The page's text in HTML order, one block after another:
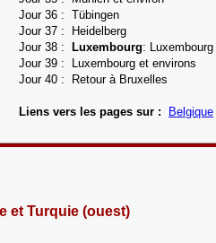
Jour 36 : Tübingen
Jour 37 : Heidelberg
Jour 38 :
Luxembourg: Luxembourg
Jour 39 : Luxembourg et environs
Jour 40 : Retour à Bruxelles
Liens vers les pages sur : Belgique
et Turquie (ouest)